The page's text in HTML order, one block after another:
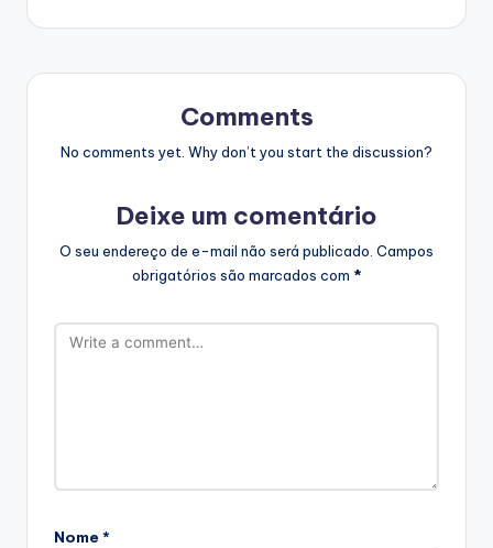
Comments
No comments yet. Why don’t you start the discussion?
Deixe um comentário
O seu endereço de e-mail não será publicado. Campos
obrigatórios são marcados com *
Nome *